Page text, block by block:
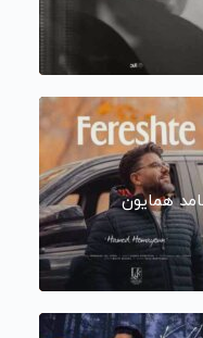
همایون